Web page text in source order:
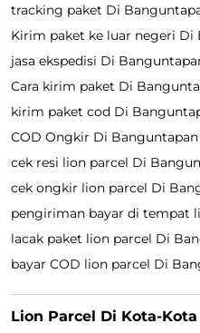
tracking paket Di
Kirim paket ke luar negeri Di
jasa ekspedisi Di
Cara kirim paket Di
kirim paket cod Di
COD Ongkir Di Banguntapan
cek resi lion parcel Di
cek ongkir lion parcel Di
pengiriman bayar di tempat
lacak paket lion parcel Di
bayar COD lion parcel Di
Lion Parcel Di Kota-Kota